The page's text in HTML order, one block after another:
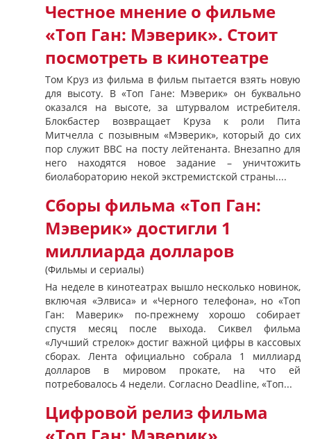
Честное мнение о фильме
«Топ Ган: Мэверик». Стоит
посмотреть в кинотеатре
Том Круз из фильма в фильм пытается взять новую
для высоту. В «Топ Гане: Мэверик» он буквально
оказался на высоте, за штурвалом истребителя.
Блокбастер возвращает Круза к роли Пита
Митчелла с позывным «Мэверик», который до сих
пор служит ВВС на посту лейтенанта. Внезапно для
него находятся новое задание – уничтожить
биолабораторию некой экстремистской страны....
Сборы фильма «Топ Ган:
Мэверик» достигли 1
миллиарда долларов
(Фильмы и сериалы)
На неделе в кинотеатрах вышло несколько новинок,
включая «Элвиса» и «Черного телефона», но «Топ
Ган: Маверик» по-прежнему хорошо собирает
спустя месяц после выхода. Сиквел фильма
«Лучший стрелок» достиг важной цифры в кассовых
сборах. Лента официально собрала 1 миллиард
долларов в мировом прокате, на что ей
потребовалось 4 недели. Согласно Deadline, «Топ...
Цифровой релиз фильма